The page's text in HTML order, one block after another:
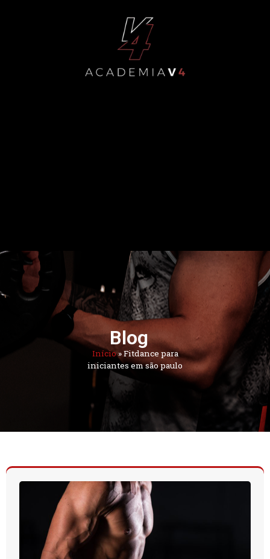
Blog
Início»Fitdance para
iniciantes em são paulo